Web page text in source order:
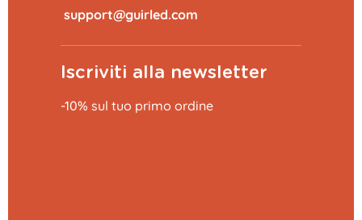
Iscriviti alla newsletter
-10% sul tuo primo ordine